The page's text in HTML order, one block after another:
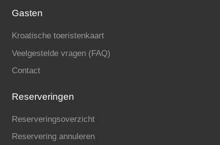
Gasten
Kroatische toeristenkaart
Veelgestelde vragen (FAQ)
Contact
Reserveringen
Reserveringsoverzicht
Reservering annuleren